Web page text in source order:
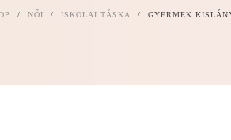
/ NŐI / ISKOLAI TÁSKA / GYERMEK